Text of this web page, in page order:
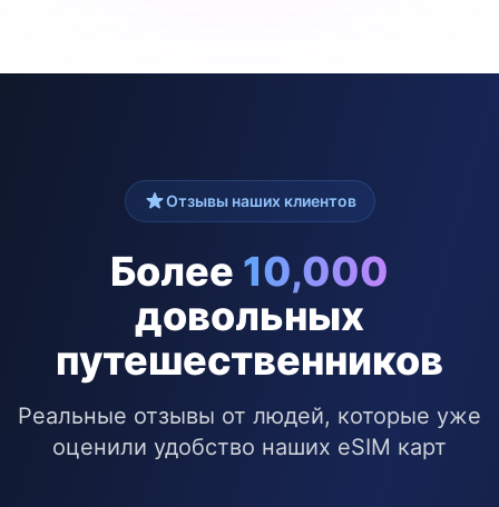
Отзывы наших клиентов
Более 10,000
довольных
путешественников
Реальные отзывы от людей, которые уже
оценили удобство наших eSIM карт